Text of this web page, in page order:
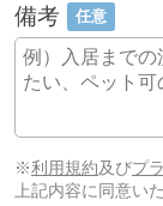
備考 任意
※利用規約及びプ
上記内容に同意い